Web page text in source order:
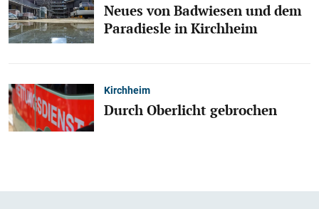
Neues von Badwiesen und dem
Paradiesle in Kirchheim
Kirchheim
Durch Oberlicht gebrochen